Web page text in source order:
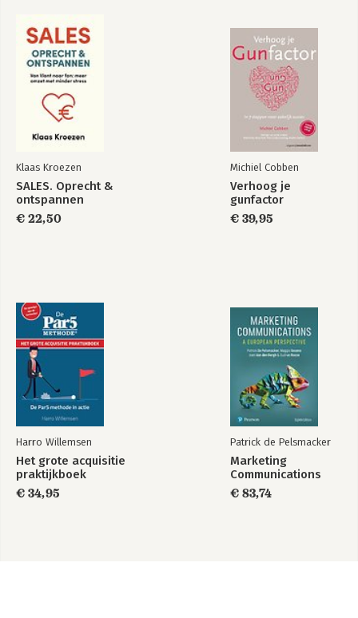
Klaas Kroezen
SALES. Oprecht &
ontspannen
€ 22,50
Michiel Cobben
Verhoog je
gunfactor
€ 39,95
Harro Willemsen
Het grote acquisitie
praktijkboek
€ 34,95
Patrick de Pelsmacker
Marketing
Communications
€ 83,74